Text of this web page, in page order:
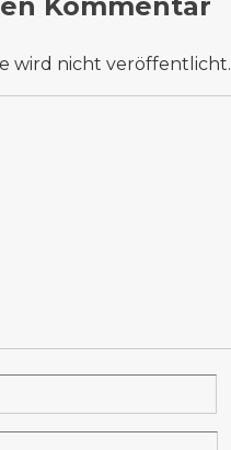
wird nicht veröffentlicht.